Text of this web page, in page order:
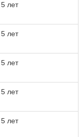
5 лет
5 лет
5 лет
5 лет
5 лет